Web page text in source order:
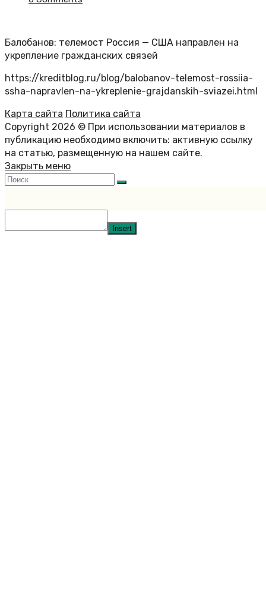
Балобанов: телемост Россия — США направлен на
укрепление гражданских связей
https://kreditblog.ru/blog/balobanov-telemost-rossiia-
ssha-napravlen-na-ykreplenie-grajdanskih-sviazei.html
Карта сайта Политика сайта
Copyright 2026 © При использовании материалов в
публикацию необходимо включить: активную ссылку
на статью, размещенную на нашем сайте.
Закрыть меню
Insert